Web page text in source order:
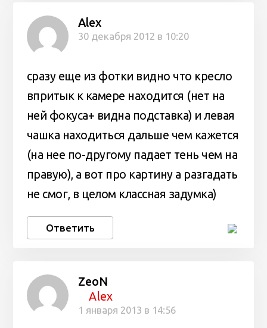
Alex
30 декабря 2012 в 10:20
сразу еще из фотки видно что кресло
впритык к камере находится (нет на
ней фокуса+ видна подставка) и левая
чашка находиться дальше чем кажется
(на нее по-другому падает тень чем на
правую), а вот про картину а разгадать
не смог, в целом классная задумка)
Ответить
ZeoN
Alex
1 января 2013 в 14:56